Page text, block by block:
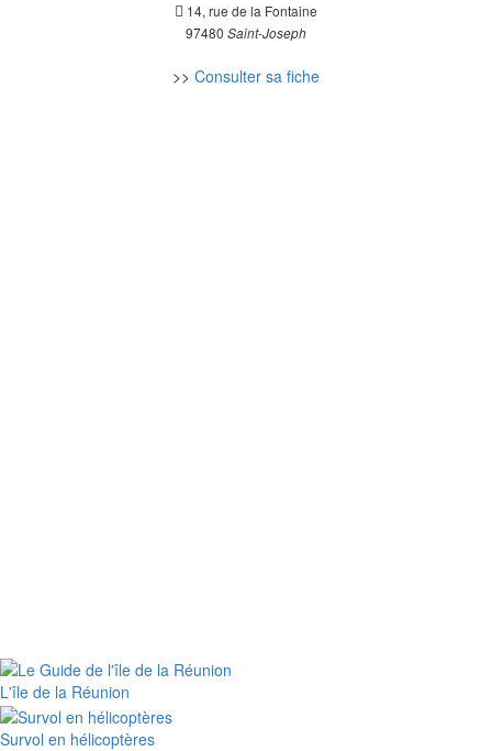
14, rue de la Fontaine
97480 Saint-Joseph
>> Consulter sa fiche
L'île de la Réunion
Survol en hélicoptères